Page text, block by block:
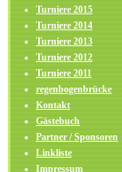
Turniere 2015
Turniere 2014
Turniere 2013
Turniere 2012
Turniere 2011
regenbogenbrücke
Kontakt
Gästebuch
Partner / Sponsoren
Linkliste
Impressum